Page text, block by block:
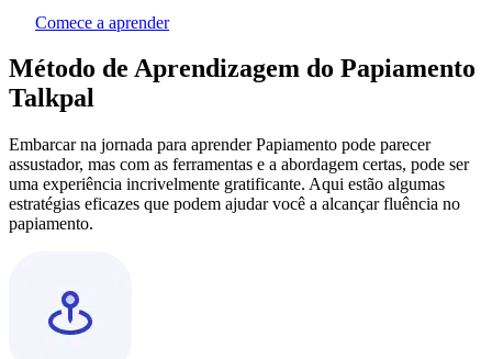
Comece a aprender
Método de Aprendizagem do Papiamento
Talkpal
Embarcar na jornada para aprender Papiamento pode parecer
assustador, mas com as ferramentas e a abordagem certas, pode ser
uma experiência incrivelmente gratificante. Aqui estão algumas
estratégias eficazes que podem ajudar você a alcançar fluência no
papiamento.